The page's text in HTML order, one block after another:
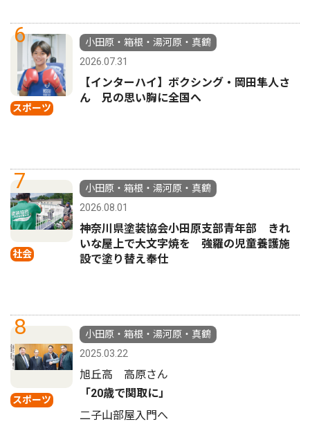
6
スポーツ
小田原・箱根・湯河原・真鶴
2026.07.31
【インターハイ】ボクシング・岡田隼人さ
ん 兄の思い胸に全国へ
7
社会
小田原・箱根・湯河原・真鶴
2026.08.01
神奈川県塗装協会小田原支部青年部 きれ
いな屋上で大文字焼を 強羅の児童養護施
設で塗り替え奉仕
8
スポーツ
小田原・箱根・湯河原・真鶴
2025.03.22
旭丘高 高原さん
「20歳で関取に」
二子山部屋入門へ